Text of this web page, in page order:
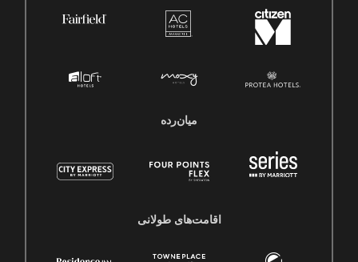
میان‌رده
اقامت‌های طولانی